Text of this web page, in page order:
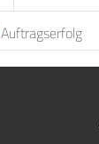
Auftragserfolg